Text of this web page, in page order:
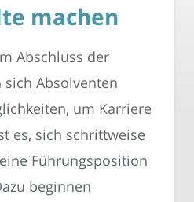
machen
Abschluss der
Absolventen
um Karriere
es, sich schrittweise
Führungsposition
beginnen